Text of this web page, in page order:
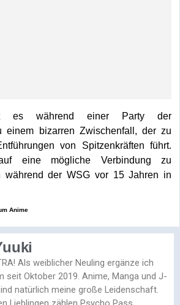
es während einer Party der
einem bizarren Zwischenfall, der zu
von Spitzenkräften führt.
eine mögliche Verbindung zu
während der WSG vor 15 Jahren in
Anime
Als weiblicher Neuling ergänze ich
seit Oktober 2019. Anime, Manga und J-
natürlich meine große Leidenschaft.